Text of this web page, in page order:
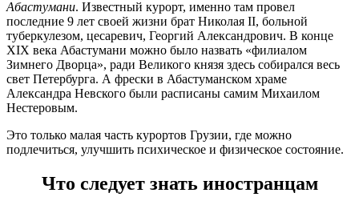
Абастумани. Известный курорт, именно там провел
последние 9 лет своей жизни брат Николая II, больной
туберкулезом, цесаревич, Георгий Александрович. В конце
ХIХ века Абастумани можно было назвать «филиалом
Зимнего Дворца», ради Великого князя здесь собирался весь
свет Петербурга. А фрески в Абастуманском храме
Александра Невского были расписаны самим Михаилом
Нестеровым.
Это только малая часть курортов Грузии, где можно
подлечиться, улучшить психическое и физическое состояние.
Что следует знать иностранцам